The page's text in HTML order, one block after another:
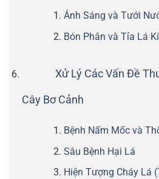
Ánh Sáng và Tưới
Bón Phân và Tỉa Lá
Xử Lý Các Vấn Đề
Cây Bơ Cảnh
Bệnh Nấm Mốc và
Sâu Bệnh Hại Lá
Hiện Tượng Cháy Lá